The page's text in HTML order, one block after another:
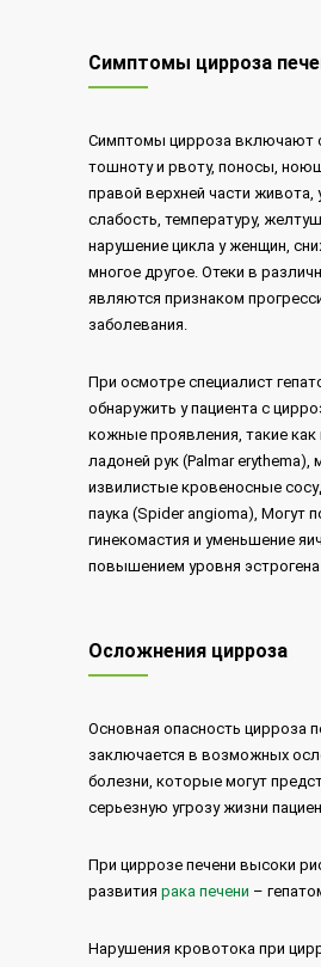
Симптомы цирроза
Симптомы цирроза включают
тошноту и рвоту, поносы,
правой верхней части живота,
слабость, температуру,
нарушение цикла у женщин,
многое другое. Отеки в
являются признаком
заболевания.
При осмотре специалист
обнаружить у пациента с
кожные проявления, такие как
ладоней рук (Palmar erythema),
извилистые кровеносные
паука (Spider angioma), Могут
гинекомастия и уменьшение
повышением уровня
Осложнения цирроза
Основная опасность цирроза
заключается в возможных
болезни, которые могут
серьезную угрозу жизни
При циррозе печени высоки
развития рака печени –
Нарушения кровотока при